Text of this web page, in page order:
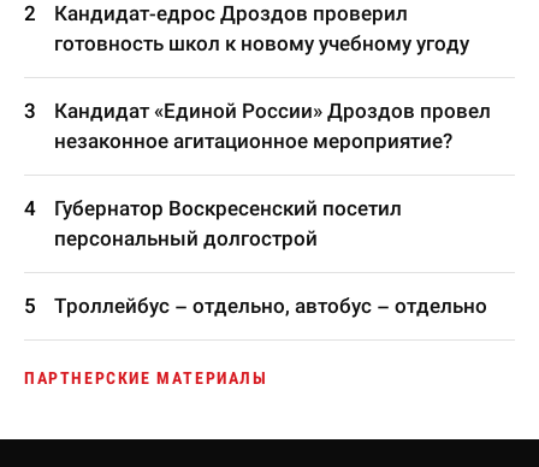
Кандидат-едрос Дроздов проверил
готовность школ к новому учебному угоду
Кандидат «Единой России» Дроздов провел
незаконное агитационное мероприятие?
Губернатор Воскресенский посетил
персональный долгострой
Троллейбус – отдельно, автобус – отдельно
ПАРТНЕРСКИЕ МАТЕРИАЛЫ